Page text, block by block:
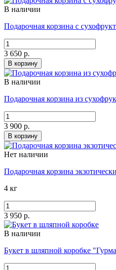
В наличии
Подарочная корзина с
3 650 р.
В корзину
В наличии
Подарочная корзина из
3 900 р.
В корзину
Нет наличии
Подарочная корзина
4 кг
3 950 р.
В наличии
Букет в шляпной коробке